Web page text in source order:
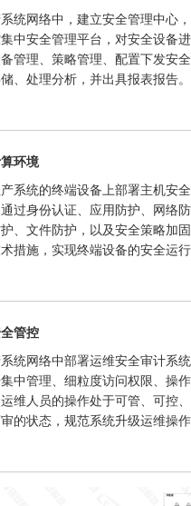
统网络中，建立安全管理中心
中安全管理平台，对安全设备
管理、策略管理、配置下发安
、处理分析，并出具报表报告。
环境
系统的终端设备上部署主机安
过身份认证、应用防护、网络防
、文件防护，以及安全策略加
措施，实现终端设备的安全运行
管控
统网络中部署运维安全审计系
中管理、细粒度访问权限、操
维人员的操作处于可管、可控
的状态，规范系统升级运维操作